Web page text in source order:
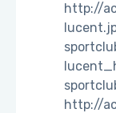
http://
http://